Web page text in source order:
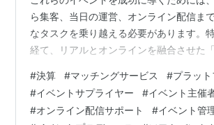
ら集客、当日の運営、オンライン配信ま
なタスクを乗り越える必要があります。
経て、リアルとオンラインを融合させた
方です。この巨大で複雑なMICE業界のデ
フォーメーション（DX）を加速させるべ
クの社内起業制度からスピンアウトした
#決算 #マッチングサービス #プラッ
#イベントサプライヤー #イベント主催
#オンライン配信サポート #イベント管